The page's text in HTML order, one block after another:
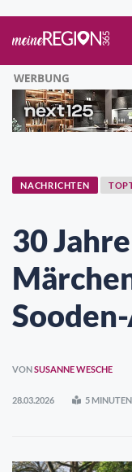
NACHRICHTEN
30 Jahre
VONSUSANNE WESCHE
28.03.2026 5 MINUTEN